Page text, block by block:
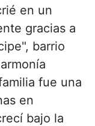
en un
gracias a
barrio
fue una
en
bajo la